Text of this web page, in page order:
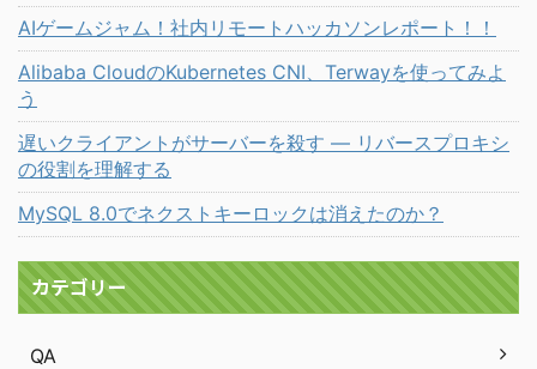
AIゲームジャム！社内リモートハッカソンレポート！！
Alibaba CloudのKubernetes CNI、Terwayを使ってみよ
う
遅いクライアントがサーバーを殺す ― リバースプロキシ
の役割を理解する
MySQL 8.0でネクストキーロックは消えたのか？
カテゴリー
QA